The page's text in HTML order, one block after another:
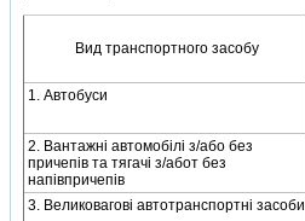
Вид транспортного засобу
1. Автобуси
2. Вантажнi автомобiлi з/або без
причепiв та тягачi з/абот без
напiвпричепiв
3. Великоваговi автотранспортнi засоби